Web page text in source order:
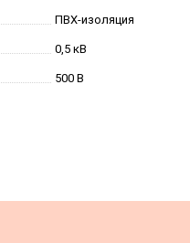
ПВХ-изоляция
0,5 кВ
500 В